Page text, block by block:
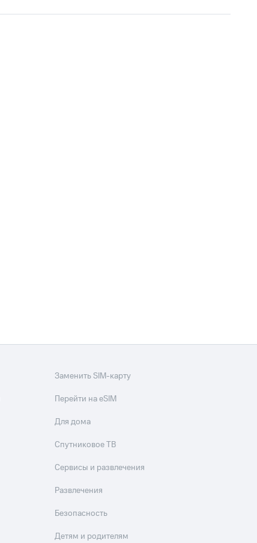
Заменить SIM-карту
Перейти на eSIM
Для дома
Спутниковое ТВ
Сервисы и развлечения
Развлечения
Безопасность
Детям и родителям